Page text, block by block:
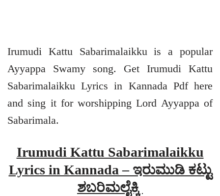
Irumudi Kattu Sabarimalaikku is a popular
Ayyappa Swamy song. Get Irumudi Kattu
Sabarimalaikku Lyrics in Kannada Pdf here
and sing it for worshipping Lord Ayyappa of
Sabarimala.
Irumudi Kattu Sabarimalaikku
Lyrics in Kannada – ಇರುಮುಡಿ ಕಟ್ಟು
ಶಬರಿಮಲೈಕ್ಕಿ